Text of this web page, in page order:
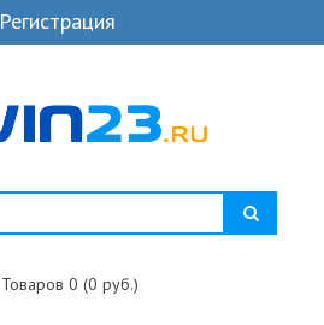
Регистрация
Товаров 0 (0 руб.)